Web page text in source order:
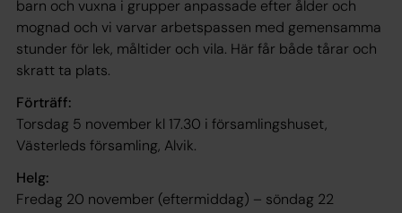
barn och vuxna i grupper anpassade efter ålder och
mognad och vi varvar arbetspassen med gemensamma
stunder för lek, måltider och vila. Här får både tårar och
skratt ta plats.
Förträff:
Torsdag 5 november kl 17.30 i församlingshuset,
Västerleds församling, Alvik.
Helg:
Fredag 20 november (eftermiddag) – söndag 22